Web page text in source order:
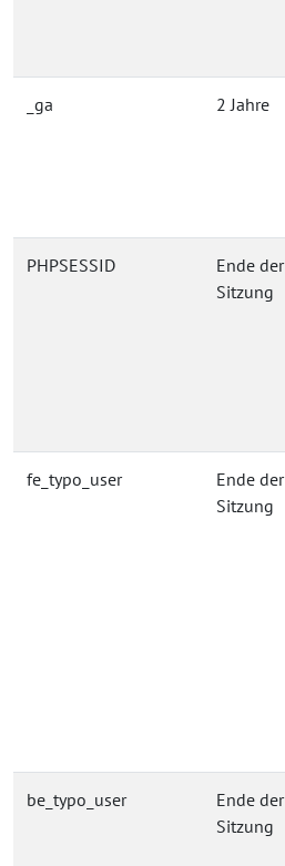
_ga 2 Jahre
PHPSESSID
Ende der
Sitzung
fe_typo_user
Ende der
Sitzung
be_typo_user
Ende der
Sitzung